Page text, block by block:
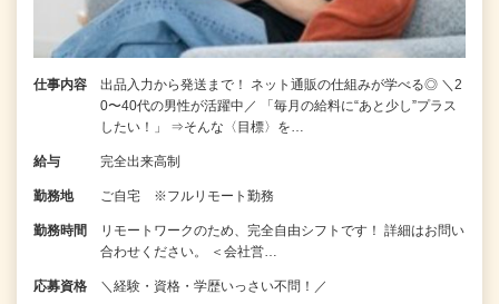
仕事内容
出品入力から発送まで！ ネット通販の仕組みが学べる◎ ＼2
0〜40代の男性が活躍中／ 「毎月の給料に“あと少し”プラス
したい！」 ⇒そんな〈目標〉を…
給与 完全出来高制
勤務地 ご自宅 ※フルリモート勤務
勤務時間
リモートワークのため、完全自由シフトです！ 詳細はお問い
合わせください。 ＜会社営…
応募資格 ＼経験・資格・学歴いっさい不問！／